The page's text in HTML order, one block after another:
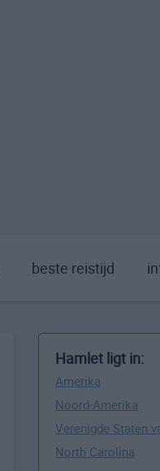
beste reistijd
Hamlet ligt in:
Amerika
Noord-Amerika
Verenigde Staten
North Carolina